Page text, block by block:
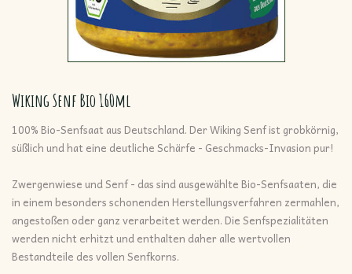
Wiking Senf Bio 160ml
100% Bio-Senfsaat aus Deutschland. Der Wiking Senf ist grobkörnig,
süßlich und hat eine deutliche Schärfe - Geschmacks-Invasion pur!
Zwergenwiese und Senf - das sind ausgewählte Bio-Senfsaaten, die
in einem besonders schonenden Herstellungsverfahren zermahlen,
angestoßen oder ganz verarbeitet werden. Die Senfspezialitäten
werden nicht erhitzt und enthalten daher alle wertvollen
Bestandteile des vollen Senfkorns.